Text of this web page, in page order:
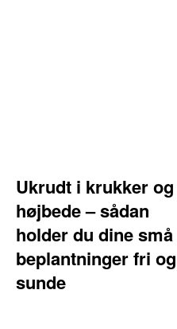
Ukrudt i krukker og
højbede – sådan
holder du dine små
beplantninger fri og
sunde